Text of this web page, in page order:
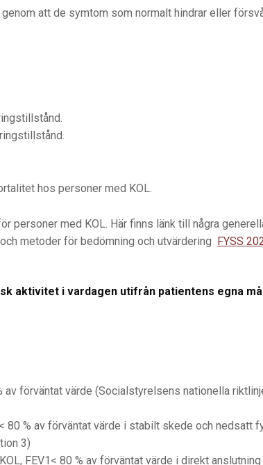
att de symtom som normalt hindrar eller
hos personer med KOL.
personer med KOL. Här finns länk till några
metoder för bedömning och utvärdering FYSS
aktivitet i vardagen utifrån patientens egna
förväntat värde (Socialstyrelsens nationella
80 % av förväntat värde i stabilt skede och nedsatt
3)
FEV1< 80 % av förväntat värde i direkt